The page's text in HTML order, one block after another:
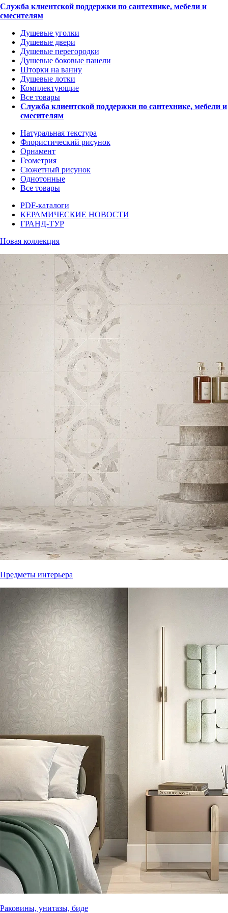
Служба клиентской поддержки по сантехнике, мебели и
смесителям
Душевые уголки
Душевые двери
Душевые перегородки
Душевые боковые панели
Шторки на ванну
Душевые лотки
Комплектующие
Все товары
Служба клиентской поддержки по сантехнике, мебели и
смесителям
Натуральная текстура
Флористический рисунок
Орнамент
Геометрия
Сюжетный рисунок
Однотонные
Все товары
PDF-каталоги
КЕРАМИЧЕСКИЕ НОВОСТИ
ГРАНД-ТУР
Новая коллекция
Предметы интерьера
Раковины, унитазы, биде